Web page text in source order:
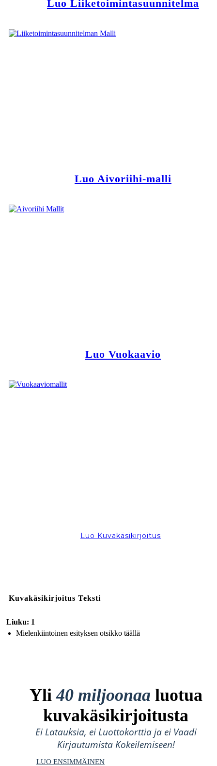
Luo Liiketoimintasuunnitelma
Luo Aivoriihi-malli
Luo Vuokaavio
Luo Kuvakäsikirjoitus
Kuvakäsikirjoitus Teksti
Liuku: 1
Mielenkiintoinen esityksen otsikko täällä
Yli40 miljoonaa luotua
kuvakäsikirjoitusta
Ei Latauksia, ei Luottokorttia ja ei Vaadi
Kirjautumista Kokeilemiseen!
LUO ENSIMMÄINEN